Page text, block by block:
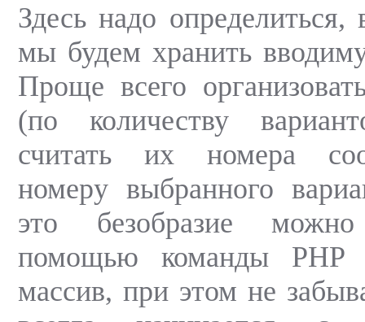
Здесь надо
мы будем хранить
Проще всего
(по количеству
считать их номера
номеру выбранного
это безобразие
помощью команды РНР
массив, при этом не